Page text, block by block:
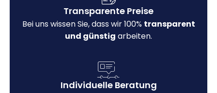
Transparente Preise
Bei uns wissen Sie, dass wir 100% transparent
und günstig arbeiten.
Individuelle Beratung